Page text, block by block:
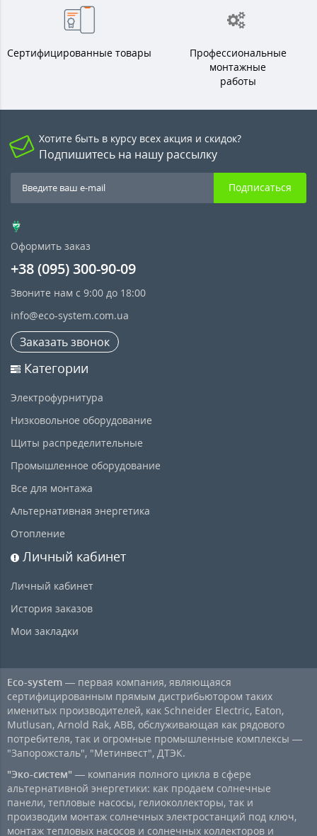
Сертифицированные товары
Профессиональные
монтажные
работы
Хотите быть в курсу всех акция и скидок?
Подпишитесь на нашу рассылку
Подписаться
Оформить заказ
+38 (095) 300-90-09
Звоните нам с 9:00 до 18:00
info@eco-system.com.ua
Заказать звонок
Категории
Электрофурнитура
Низковольное оборудование
Щиты распределительные
Промышленное оборудование
Все для монтажа
Альтернативная энергетика
Отопление
Личный кабинет
Личный кабинет
История заказов
Мои закладки
Eco-system — первая компания, являющаяся
сертифицированным прямым дистрибьютором таких
именитых производителей, как Schneider Electric, Eaton,
Mutlusan, Arnold Rak, ABB, обслуживающая как рядового
потребителя, так и огромные промышленные комплексы —
"Запорожсталь", "Метинвест", ДТЭК.
"Эко-систем" — компания полного цикла в сфере
альтернативной энергетики: как продаем солнечные
панели, тепловые насосы, гелиоколлекторы, так и
производим монтаж солнечных электростанций под ключ,
монтаж тепловых насосов и солнечных коллекторов и